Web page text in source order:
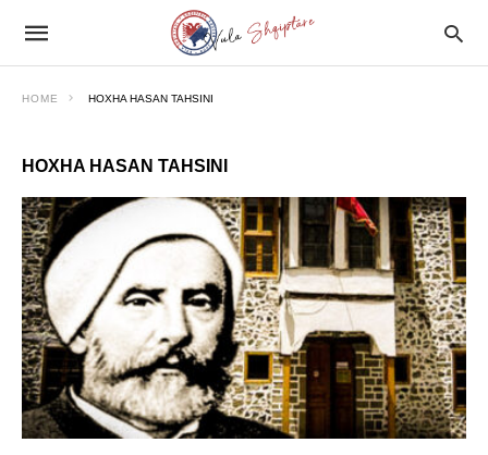
HOME HOXHA HASAN TAHSINI
HOXHA HASAN TAHSINI